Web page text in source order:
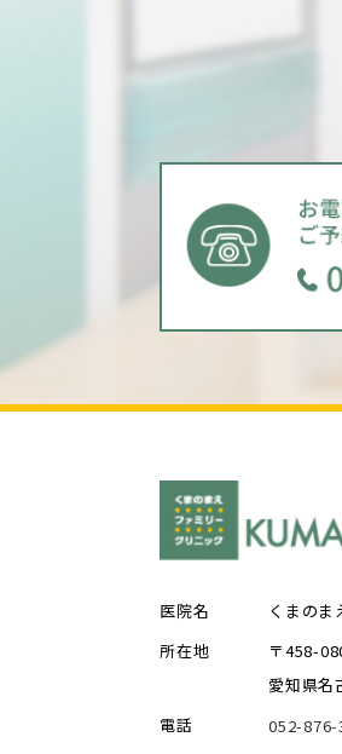
医院名
くまのま
所在地
〒458-
愛知県名
電話
052-876-